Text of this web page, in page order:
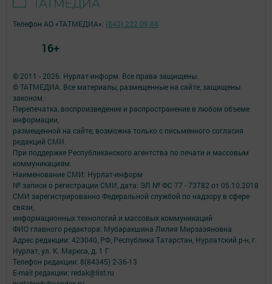
© 2011 - 2026. Нурлат-⁠информ. Все права защищены.
© ТАТМЕДИА. Все материалы, размещенные на сайте, защищены
законом.
Перепечатка, воспроизведение и распространение в любом объеме
информации,
размещенной на сайте, возможна только с письменного согласия
редакций СМИ.
При поддержке Республиканского агентства по печати и массовым
коммуникациям.
Наименование СМИ: Нурлат-⁠информ
№ записи о регистрации СМИ, дата: ЭЛ № ФС 77 -⁠ 73782 от 05.10.2018
СМИ зарегистрированно Федеральной службой по надзору в сфере
связи,
информационных технологий и массовых коммуникаций
ФИО главного редактора: Мубаракшина Лилия Мирзазяновна
Адрес редакции: 423040, РФ, Республика Татарстан, Нурлатский р-н, г.
Нурлат, ул. К. Маркса, д. 1 Г
Телефон редакции: 8(84345) 2-36-13
E-mail редакции: redak@list.ru
Телефон АО «ТАТМЕДИА»: (843) 222 09 84
16+